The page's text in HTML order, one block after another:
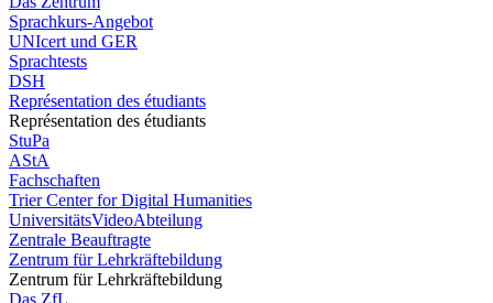
Sprachkurs-Angebot
UNIcert und GER
Sprachtests
DSH
Représentation des étudiants
Représentation des étudiants
StuPa
AStA
Fachschaften
Trier Center for Digital Humanities
UniversitätsVideoAbteilung
Zentrale Beauftragte
Zentrum für Lehrkräftebildung
Zentrum für Lehrkräftebildung
Das ZfL